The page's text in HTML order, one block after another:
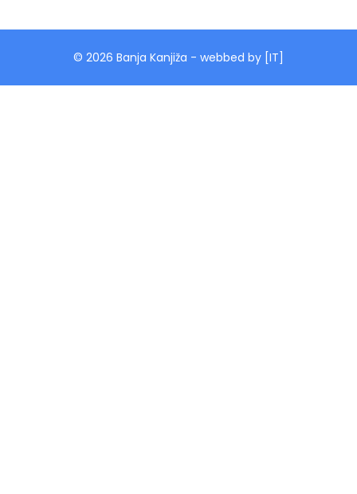
© 2026 Banja Kanjiža - webbed by [IT]